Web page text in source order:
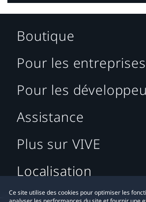
Ce site utilise des cookies pour optimiser les
Boutique
Pour les entreprises
Pour les
Assistance
Plus sur VIVE
Localisation